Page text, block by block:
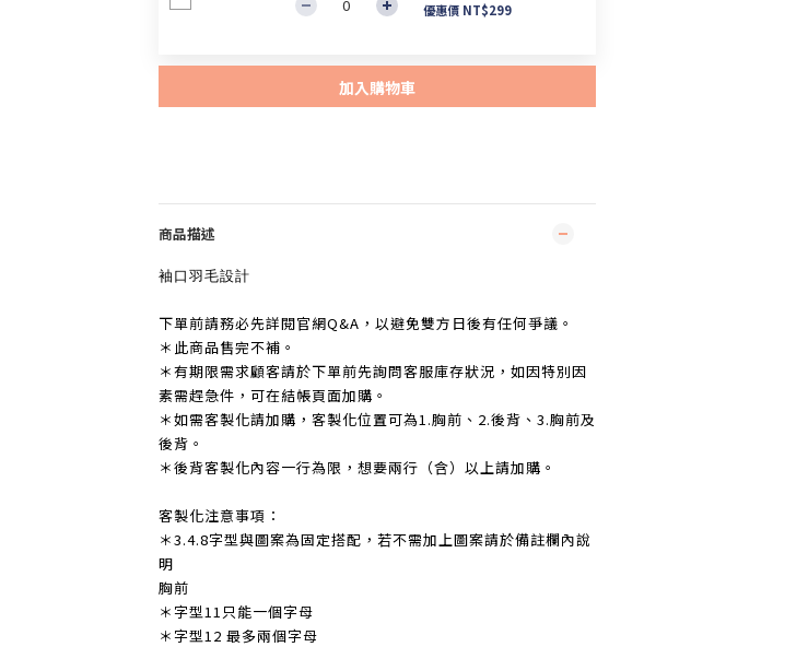
優惠價 NT$299
加入購物車
商品描述
袖口羽毛設計
下單前請務必先詳閱官網Q&A，以避免雙方日後有任何爭議。
＊此商品售完不補。
＊有期限需求顧客請於下單前先詢問客服庫存狀況，如因特別因
素需趕急件，可在結帳頁面加購。
＊如需客製化請加購， 客製化位置可為1.胸前、2.後背、3.胸前及
後背。
＊後背客製化內容一行為限，想要兩行（含）以上請加購。
客製化注意事項：
＊3.4.8字型與圖案為固定搭配，若不需加上圖案請於備註欄內說
明
胸前
＊字型11只能一個字母
＊字型12 最多兩個字母